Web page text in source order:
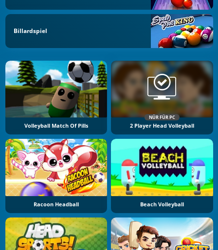
Billardspiel
Volleyball Match Of Pills
NÜR FÜR PC
2 Player Head Volleyball
Racoon Headball Beach Volleyball